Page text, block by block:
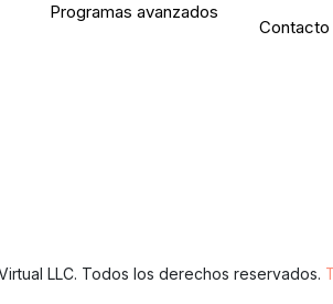
Programas avanzados
Contacto
LLC. Todos los derechos reservados.